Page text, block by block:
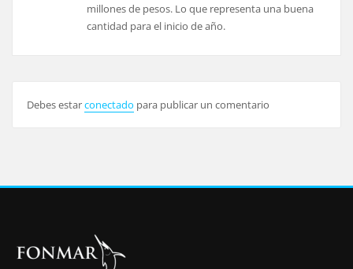
millones de pesos. Lo que representa una buena
cantidad para el inicio de año.
Debes estarconectado para publicar un comentario